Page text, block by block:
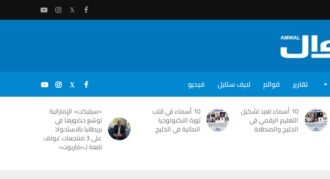
تقارير قوائم لايف ستايل فيديو
10 أسماء تعيد تشكيل
التعليم الرقمي في
الخليج والمنطقة
10 أسماء في قلب
ثورة التكنولوجيا
المالية في الخليج
«سيليكت» الإماراتية
توسّع حضورها في
بريطانيا بالاستحواذ
على 3 منتجعات غولف
تابعة لـ«ماريوت»